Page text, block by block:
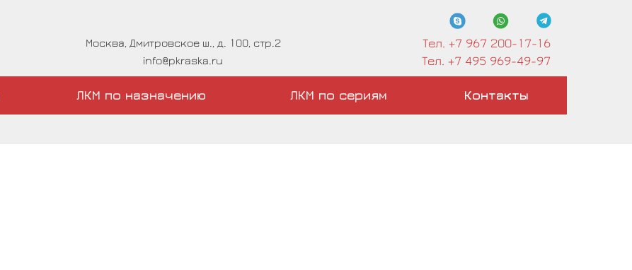
Москва, Дмитровское ш., д. 100, стр.2
info@pkraska.ru
Тел. +7 967 200-17-16
Тел. +7 495 969-49-97
ЛКМ по назначению ЛКМ по сериям Контакты